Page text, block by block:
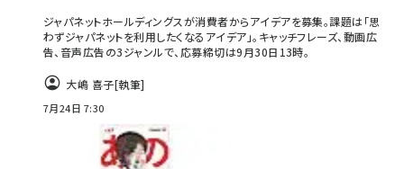
ジャパネットホールディングスが消費者からアイデアを募集。課題は「思
わずジャパネットを利用したくなるアイデア」。キャッチフレーズ、動画広
告、音声広告の3ジャンルで、応募締切は9月30日13時。
大嶋 喜子[執筆]
7月24日 7:30